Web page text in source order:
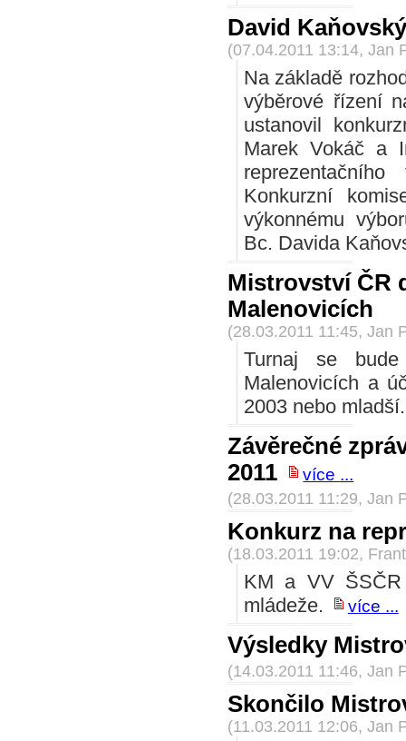
David
(07.04.2011 13:14, Jan
Na základě
výběrové řízení
ustanovil
Marek Vokáč a
Konkurzní
výkonnému
Bc. Davida
Mistrovství ČR
Malenovicích
(28.03.2011 11:45, Jan
Turnaj se
Malenovicích a
2003 nebo
Závěrečné
2011
více ...
(28.03.2011 11:29, Jan
Konkurz na
(18.03.2011 19:02,
KM a VV ŠSČR
mládeže.
více ...
Výsledky
(14.03.2011 11:46, Jan
Skončilo
(11.03.2011 12:06, Jan